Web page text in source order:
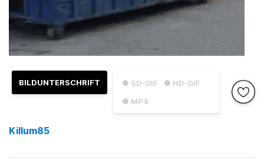
● SD-GIF
● HD-GIF
● MP4
BILDUNTERSCHRIFT
Killum85